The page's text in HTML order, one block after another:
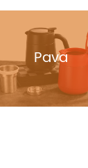
Pava